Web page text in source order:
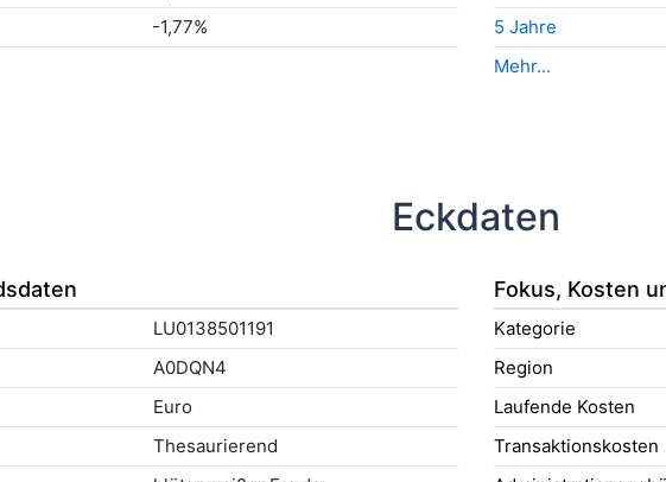
-1,77%
5 Jahre
Mehr...
Eckdaten
LU0138501191
A0DQN4
Euro
Thesaurierend
Fokus, Kosten
Kategorie
Region
Laufende Kosten
Transaktionskosten